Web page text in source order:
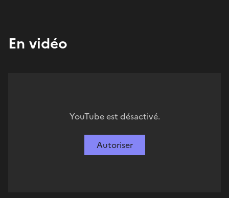
En vidéo
YouTube est désactivé.
Autoriser